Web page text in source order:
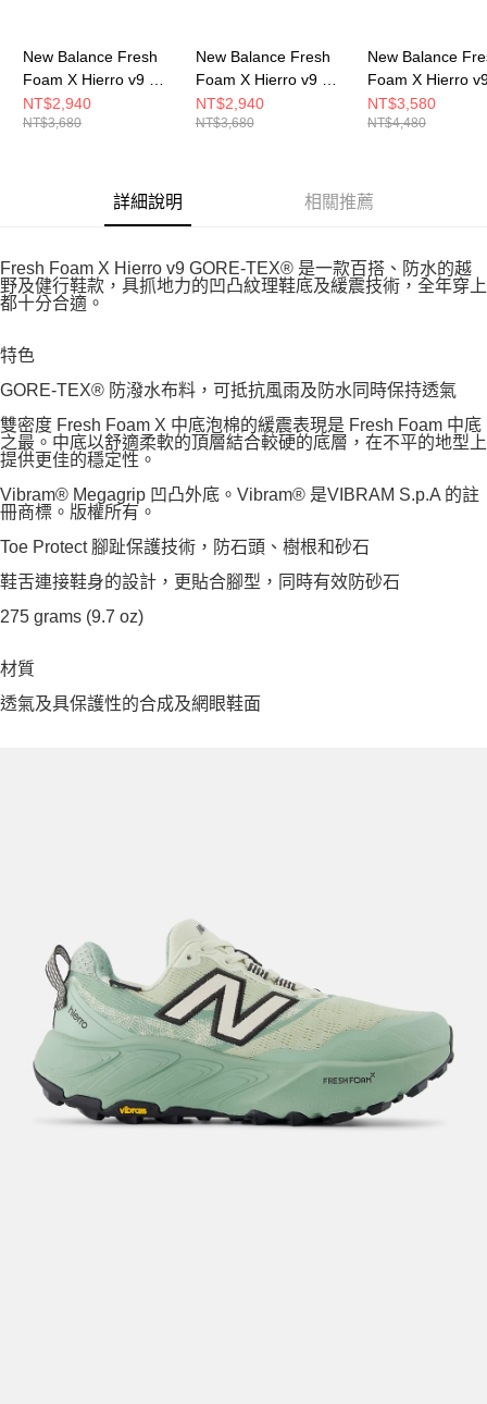
New Balance Fresh
Foam X Hierro v9 男
跑步鞋 MHIER8TU-2E
NT$2,940
NT$3,680
New Balance Fresh
Foam X Hierro v9 女
跑步鞋 WHIER2RF-D
NT$2,940
NT$3,680
New Balance
Foam X Hierro
跑步鞋
NT$3,580
NT$4,480
詳細說明 相關推薦
Fresh Foam X Hierro v9 GORE-TEX® 是一款百搭、防水的越
野及健行鞋款，具抓地力的凹凸紋理鞋底及緩震技術，全年穿上
都十分合適。
特色
GORE-TEX® 防潑水布料，可抵抗風雨及防水同時保持透氣
雙密度 Fresh Foam X 中底泡棉的緩震表現是 Fresh Foam 中底
之最。中底以舒適柔軟的頂層結合較硬的底層，在不平的地型上
提供更佳的穩定性。
Vibram® Megagrip 凹凸外底。Vibram® 是VIBRAM S.p.A 的註
冊商標。版權所有。
Toe Protect 腳趾保護技術，防石頭、樹根和砂石
鞋舌連接鞋身的設計，更貼合腳型，同時有效防砂石
275 grams (9.7 oz)
材質
透氣及具保護性的合成及網眼鞋面